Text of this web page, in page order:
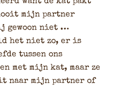
mijn partner
gewoon niet …
het niet zo, er is
tussen ons
met mijn kat, maar ze
naar mijn partner of